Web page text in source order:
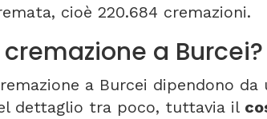
cioè 220.684 cremazioni.
a Burcei?
a Burcei dipendono
dettaglio tra poco, tuttavia il